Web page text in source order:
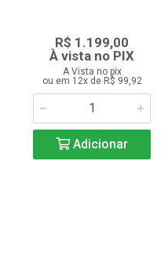
R$ 1.199,00
À vista no PIX
A Vista no pix
ou em 12x de R$ 99,92
Adicionar